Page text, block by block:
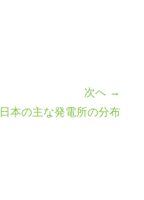
次へ →
日本の主な発電所の分布